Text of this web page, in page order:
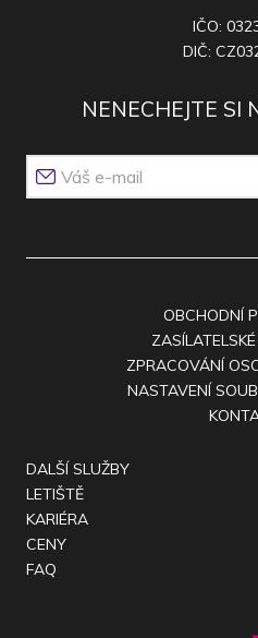
IČO:
DIČ:
NENECHEJTE SI
OBCHODNÍ
ZPRACOVÁNÍ
NASTAVENÍ
DALŠÍ SLUŽBY
LETIŠTĚ
KARIÉRA
CENY
FAQ